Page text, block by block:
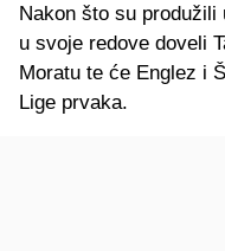
Nakon što su
u svoje redove doveli
Moratu te će Englez i
Lige prvaka.